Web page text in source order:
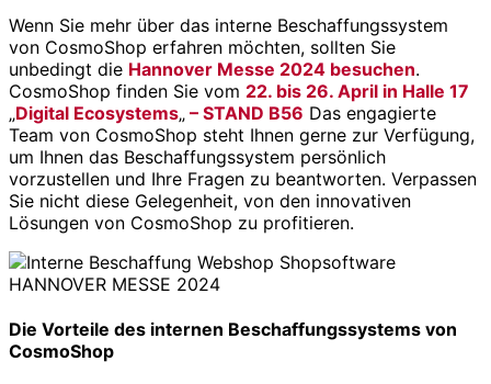
Wenn Sie mehr über das interne Beschaffungssystem
von CosmoShop erfahren möchten, sollten Sie
unbedingt die Hannover Messe 2024 besuchen.
CosmoShop finden Sie vom 22. bis 26. April in Halle 17
„Digital Ecosystems„ – STAND B56 Das engagierte
Team von CosmoShop steht Ihnen gerne zur Verfügung,
um Ihnen das Beschaffungssystem persönlich
vorzustellen und Ihre Fragen zu beantworten. Verpassen
Sie nicht diese Gelegenheit, von den innovativen
Lösungen von CosmoShop zu profitieren.
Die Vorteile des internen Beschaffungssystems von
CosmoShop